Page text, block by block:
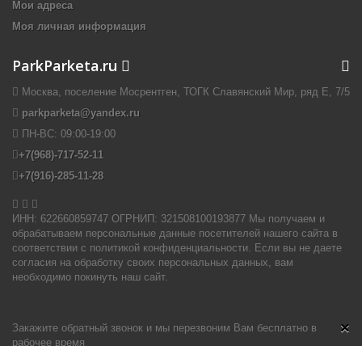
Мои адреса
Моя личная информация
ParkParketa.ru
Москва, поселение Мосрентген, ТОГК Славянский Мир, ряд Е, 7/5
parkparketa@yandex.ru
ПН-ВС: 09:00-19:00
+7(968)-717-52-11
+7(916)-285-11-28
 
ИНН: 622660859747 ОГРНИП: 321508100193877 Мы получаем и
обрабатываем персональные данные посетителей нашего сайта в
соответствии с политикой конфиденциальности. Если вы не даете
согласия на обработку своих персональных данных, вам
необходимо покинуть наш сайт.
×
Закажите обратный звонок и мы перезвоним Вам бесплатно в
рабочее время